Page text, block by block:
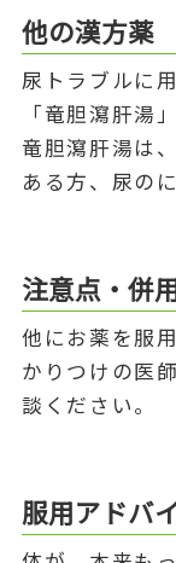
他の漢方薬
尿トラブルに
「竜胆瀉肝湯
竜胆瀉肝湯は
ある方、尿の
注意点・併
他にお薬を服
かりつけの医
談ください。
服用アドバ